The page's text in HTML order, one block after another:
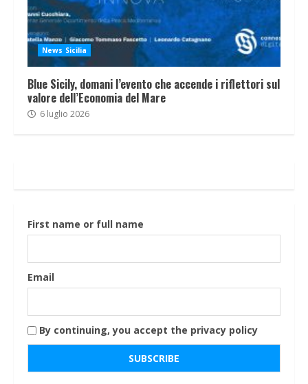
News Sicilia
Blue Sicily, domani l’evento che accende i riflettori sul
valore dell’Economia del Mare
6 luglio 2026
First name or full name
Email
By continuing, you accept the privacy policy